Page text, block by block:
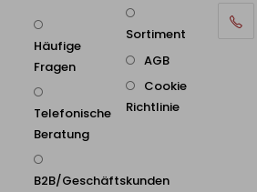
Häufige
Fragen
Telefonische
Beratung
B2B/Geschäftskunden
Sortiment
AGB
Cookie
Richtlinie